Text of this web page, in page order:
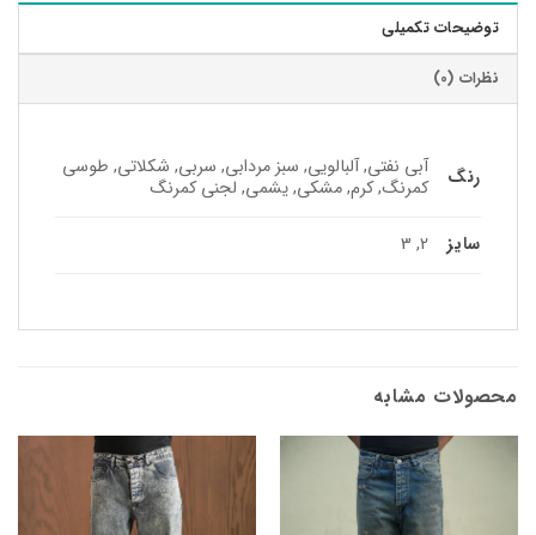
توضیحات تکمیلی
نظرات (0)
رنگ آبی نفتی, آلبالویی, سبز مردابی, سربی, شکلاتی, طوسی
کمرنگ, کرم, مشکی, یشمی, لجنی کمرنگ
سایز 2, 3
محصولات مشابه